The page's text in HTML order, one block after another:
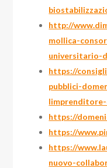
http://
mollica-
universitario-
https://
pubblici-
https://
https://
https://
nuovo-